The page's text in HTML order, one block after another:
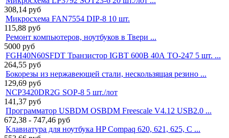
308,14 руб
Микросхема FAN7554 DIP-8 10 шт.
115,88 руб
Ремонт компьютеров, ноутбуков в Твери ...
5000 руб
FGH40N60SFDT Транзистор IGBT 600В 40А TO-247 5 шт. ...
264,55 руб
Бокорезы из нержавеющей стали, нескользящая резино ...
129,69 руб
NCP3420DR2G SOP-8 5 шт./лот
141,37 руб
Программатор USBDM OSBDM Freescale V4.12 USB2.0 ...
672,38 - 747,46 руб
Клавиатура для ноутбука HP Compaq 620, 621, 625, C ...